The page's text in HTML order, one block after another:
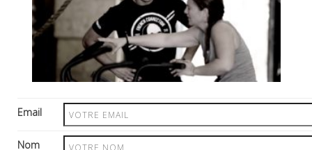
Site Sécurisé
Plan du Site
Email
Nom